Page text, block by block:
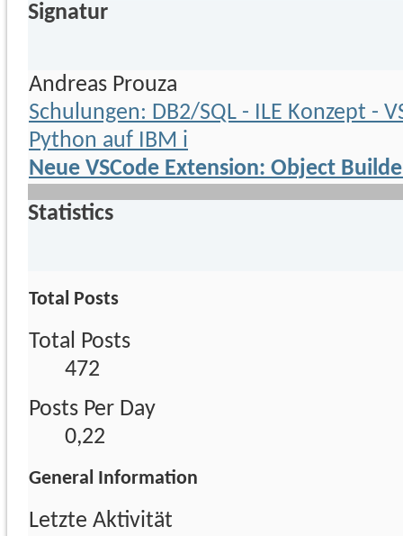
Signatur
Andreas Prouza
Schulungen: DB2/SQL - ILE Konzept -
Python auf IBM i
Neue VSCode Extension: Object
Statistics
Total Posts
Total Posts
472
Posts Per Day
0,22
General Information
Letzte Aktivität